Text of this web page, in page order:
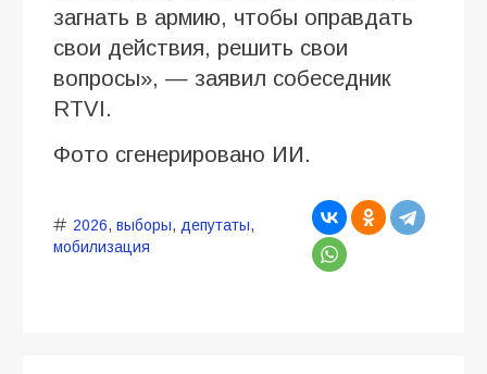
загнать в армию, чтобы оправдать
свои действия, решить свои
вопросы», — заявил собеседник
RTVI.
Фото сгенерировано ИИ.
2026, выборы, депутаты,
мобилизация